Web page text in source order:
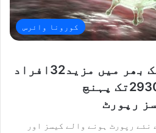
کورونا وائرس
کورونا وائرس، ملک بھر میں مزید32افراد
جاں بحق، اموات 29301تک پہنچ
رپورٹ ہونے والے کیسز اور